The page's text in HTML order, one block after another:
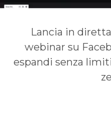
Lancia in
webinar su
espandi senza